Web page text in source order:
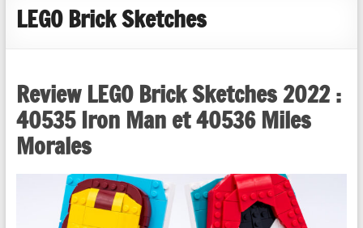
reviews
LEGO Brick Sketches
Review LEGO Brick Sketches 2022 :
40535 Iron Man et 40536 Miles
Morales